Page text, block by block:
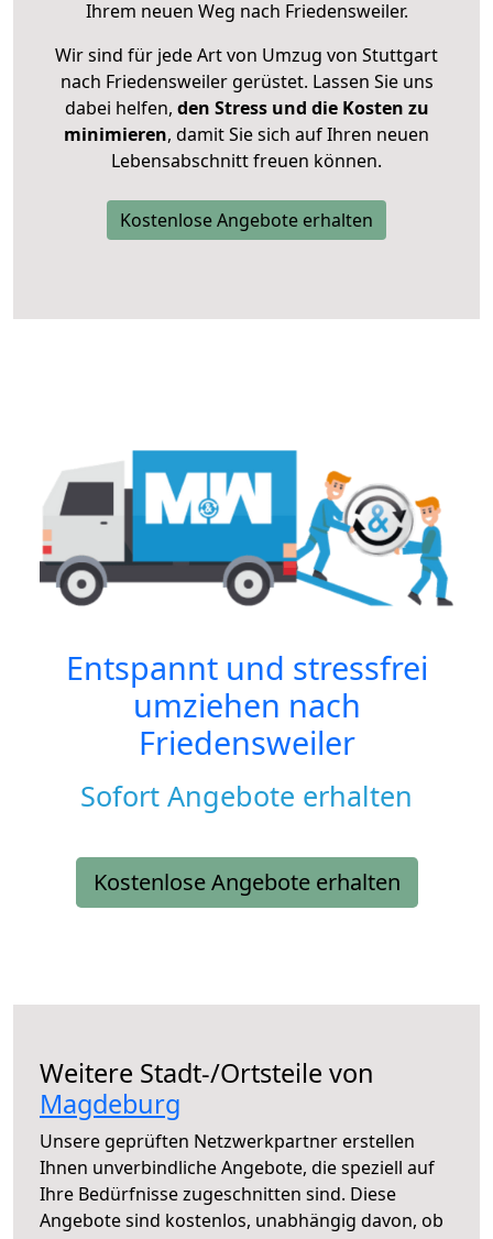
Ihrem neuen Weg nach Friedensweiler.
Wir sind für jede Art von Umzug von Stuttgart
nach Friedensweiler gerüstet. Lassen Sie uns
dabei helfen, den Stress und die Kosten zu
minimieren, damit Sie sich auf Ihren neuen
Lebensabschnitt freuen können.
Kostenlose Angebote erhalten
Entspannt und stressfrei
umziehen nach
Friedensweiler
Sofort Angebote erhalten
Kostenlose Angebote erhalten
Weitere Stadt-/Ortsteile von
Magdeburg
Unsere geprüften Netzwerkpartner erstellen
Ihnen unverbindliche Angebote, die speziell auf
Ihre Bedürfnisse zugeschnitten sind. Diese
Angebote sind kostenlos, unabhängig davon, ob